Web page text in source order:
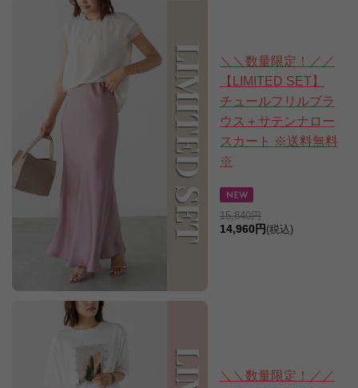
＼＼数量限定！／／
【LIMITED SET】
チュールフリルブラ
ウス＋サテンナロー
スカート ※送料無料
※
15,840円
14,960円 (税込)
＼＼数量限定！／／